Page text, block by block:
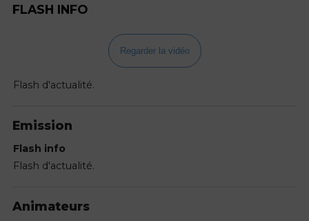
FLASH INFO
Regarder la vidéo
Flash d'actualité.
Emission
Flash info
Flash d'actualité.
Animateurs